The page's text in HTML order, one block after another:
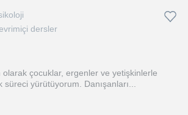
dersler
olarak çocuklar, ergenler ve yetişkinlerle
süreci yürütüyorum. Danışanları...